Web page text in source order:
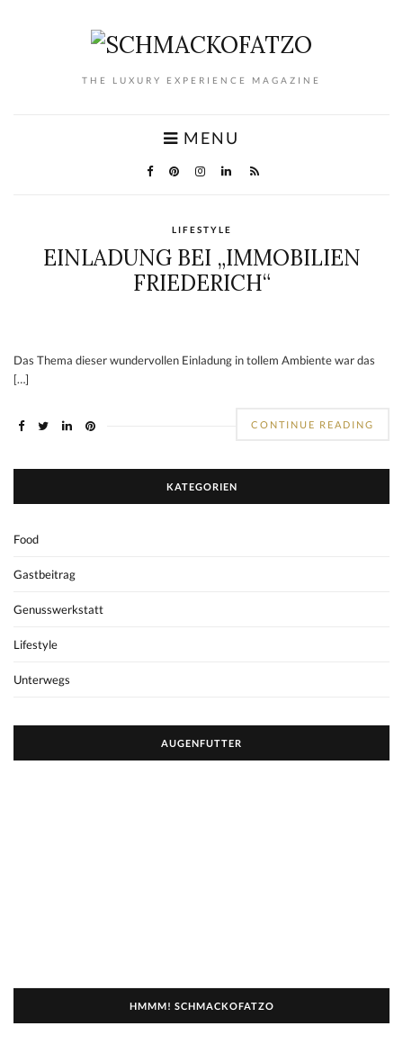
THE LUXURY EXPERIENCE MAGAZINE
MENU
LIFESTYLE
EINLADUNG BEI „IMMOBILIEN
FRIEDERICH“
Das Thema dieser wundervollen Einladung in tollem Ambiente war das
[…]
CONTINUE READING
KATEGORIEN
Food
Gastbeitrag
Genusswerkstatt
Lifestyle
Unterwegs
AUGENFUTTER
HMMM! SCHMACKOFATZO